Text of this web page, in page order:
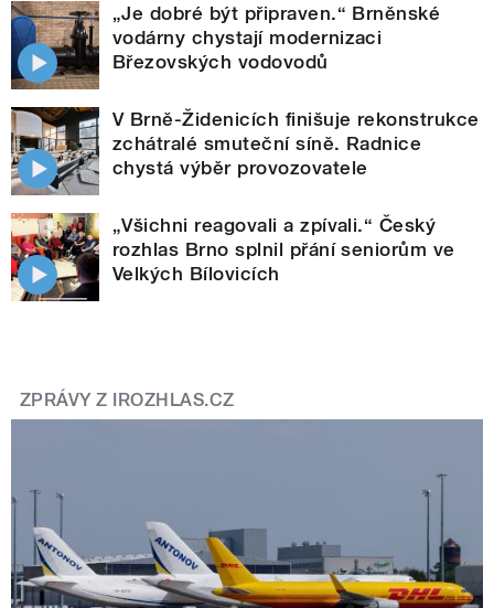
„Je dobré být připraven.“ Brněnské
vodárny chystají modernizaci
Březovských vodovodů
V Brně-Židenicích finišuje rekonstrukce
zchátralé smuteční síně. Radnice
chystá výběr provozovatele
„Všichni reagovali a zpívali.“ Český
rozhlas Brno splnil přání seniorům ve
Velkých Bílovicích
ZPRÁVY Z IROZHLAS.CZ